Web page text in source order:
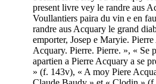
present livre vey le randre aus
Voullantiers paira du vin e en
randre aus Acquary le grand
emporter, Josep e Maryie.
Acquary. Pierre. Pierre. », « Se
apartien a Pierre Acquary a se
» (f. 143v), « A moy Piere